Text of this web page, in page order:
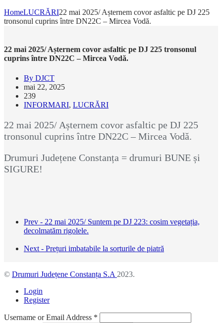
HomeLUCRĂRI22 mai 2025/ Așternem covor asfaltic pe DJ 225
tronsonul cuprins între DN22C – Mircea Vodă.
22 mai 2025/ Așternem covor asfaltic pe DJ 225 tronsonul
cuprins între DN22C – Mircea Vodă.
By DJCT
mai 22, 2025
239
INFORMARI, LUCRĂRI
22 mai 2025/ Așternem covor asfaltic pe DJ 225
tronsonul cuprins între DN22C – Mircea Vodă.
Drumuri Județene Constanța = drumuri BUNE și
SIGURE!
Prev - 22 mai 2025/ Suntem pe DJ 223: cosim vegetația,
decolmatăm rigolele.
Next - Prețuri imbatabile la sorturile de piatră
© Drumuri Județene Constanța S.A 2023.
Login
Register
Username or Email Address *